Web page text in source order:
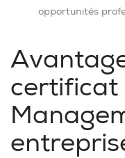
opportunités
certificat